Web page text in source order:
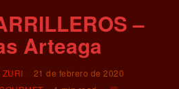
–
Arteaga
ZURI
21 de febrero de 2020